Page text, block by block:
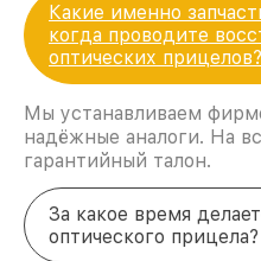
Какие именно
когда проводите
оптических прицелов?
Мы устанавливаем
надёжные аналоги. На
гарантийный талон.
За какое время
оптического прицела?